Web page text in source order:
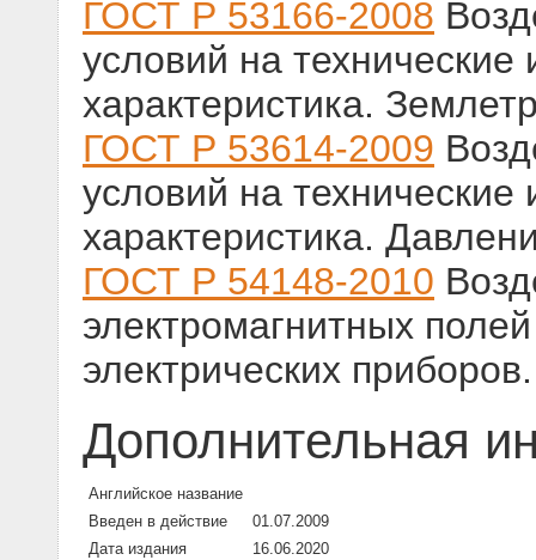
ГОСТ Р 53166-2008
условий на
характеристика.
ГОСТ Р 53614-2009
условий на
характеристика.
ГОСТ Р 54148-2010
электромагнитных
электрических
Дополнительная
Английское название
Введен в действие
01.07.2009
Дата издания
16.06.2020